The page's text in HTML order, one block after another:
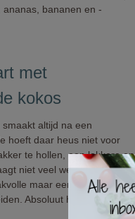
ananas, bananen en -
met
kokos
altijd na een
hoeft daar heus niet voor
te hollen, een lekkere en
niet veel werk. Dit recept
maar eenvoudige
Absoluut het proberen